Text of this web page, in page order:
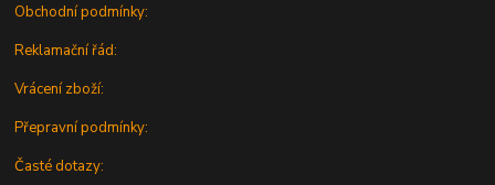
Obchodní podmínky:
Reklamační řád:
Vrácení zboží:
Přepravní podmínky:
Časté dotazy: